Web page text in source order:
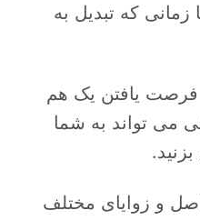
زمانی که تبدیل به
فرصت یافتن یک هم
می تواند به شما
و زوایای مختلف